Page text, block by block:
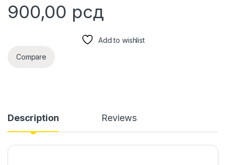
900,00 рсд
Add to wishlist
Compare
Description Reviews